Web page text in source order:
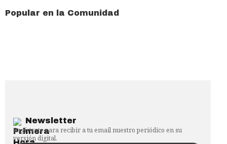
Popular en la Comunidad
Newsletter
Regístrate para recibir a tu email nuestro periódico en su
versión digital.